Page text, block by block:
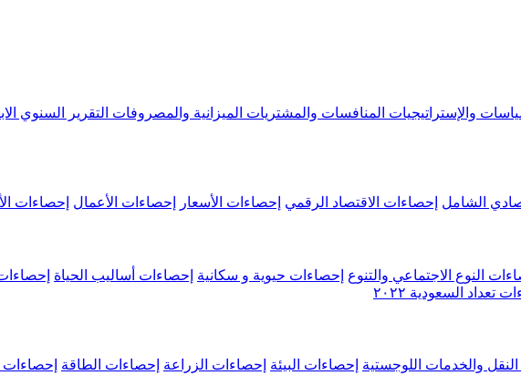
والإستراتيجيات المنافسات والمشتريات الميزانية والمصروفات التقرير السنوي
الشامل إحصاءات الاقتصاد الرقمي إحصاءات الأسعار إحصاءات الأعمال إحصاءات
النوع الاجتماعي والتنوع إحصاءات حيوية و سكانية إحصاءات أساليب الحياة
تعداد السعودية ٢٠٢٢
والخدمات اللوجستية إحصاءات البيئة إحصاءات الزراعة إحصاءات الطاقة إحصاءات